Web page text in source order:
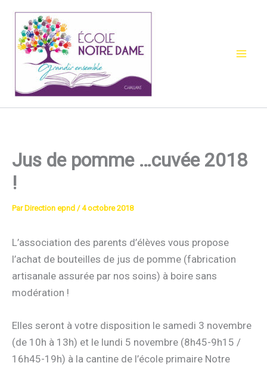
contenu
Jus de pomme …cuvée 2018
!
Par Direction epnd /4 octobre 2018
L’association des parents d’élèves vous propose
l’achat de bouteilles de jus de pomme (fabrication
artisanale assurée par nos soins) à boire sans
modération !
Elles seront à votre disposition le samedi 3 novembre
(de 10h à 13h) et le lundi 5 novembre (8h45-9h15 /
16h45-19h) à la cantine de l’école primaire Notre